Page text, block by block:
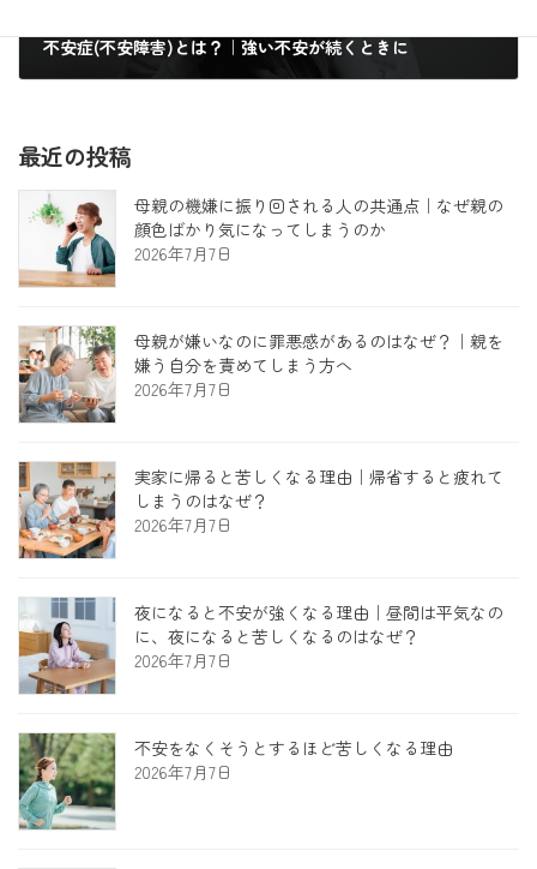
不安症(不安障害)とは？｜強い不安が続くときに
2023年4月16日
最近の投稿
母親の機嫌に振り回される人の共通点｜なぜ親の
顔色ばかり気になってしまうのか
2026年7月7日
母親が嫌いなのに罪悪感があるのはなぜ？｜親を
嫌う自分を責めてしまう方へ
2026年7月7日
実家に帰ると苦しくなる理由｜帰省すると疲れて
しまうのはなぜ？
2026年7月7日
夜になると不安が強くなる理由｜昼間は平気なの
に、夜になると苦しくなるのはなぜ？
2026年7月7日
不安をなくそうとするほど苦しくなる理由
2026年7月7日